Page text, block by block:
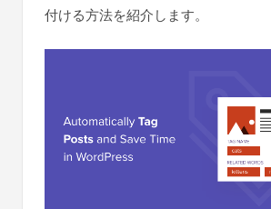
付ける方法を紹介します。